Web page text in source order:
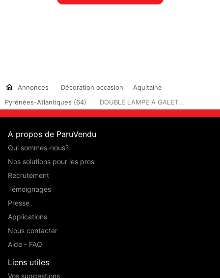
Annonces Décoration occasion
Aquitaine
Pyrénées-Atlantiques (64)
DOUBLE LAMPE A GALET...
A propos de ParuVendu
Qui sommes-nous?
Nos solutions pour les pros
Recrutement
Témoignages
Presse
Applications
Nous contacter
Aide - FAQ
Liens utiles
Vos suggestions